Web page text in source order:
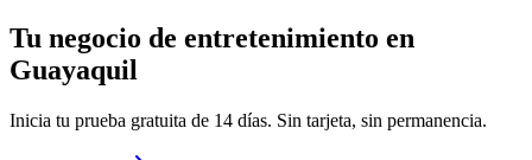
Tu negocio de entretenimiento en
Guayaquil
Inicia tu prueba gratuita de 14 días. Sin tarjeta, sin permanencia.